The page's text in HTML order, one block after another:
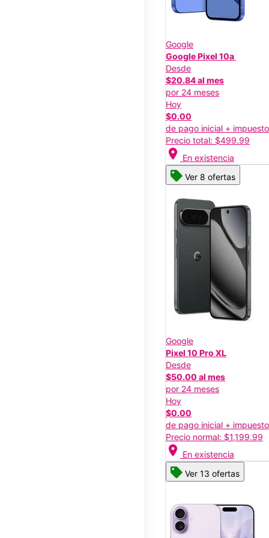
Google
Google Pixel 10a
Desde
$20.84 al mes
por 24 meses
Hoy
$0.00
de pago inicial +
Precio total: $499.99
location_on En existencia
Ver 8 ofertas
Google
Pixel 10 Pro XL
Desde
$50.00 al mes
por 24 meses
Hoy
$0.00
de pago inicial +
Precio normal: $1,199.99
location_on En existencia
Ver 13 ofertas